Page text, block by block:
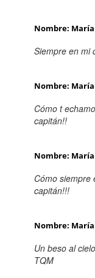
Nombre:
Siempre en mi
Nombre:
Cómo t
capitán!!
Nombre:
Cómo siempre
capitán!!!
Nombre:
Un beso al
TQM